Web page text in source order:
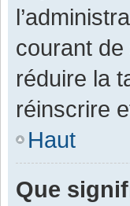
courant
réduire la
réinscrire
Haut
Que